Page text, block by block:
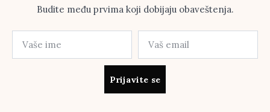
Budite među prvima koji dobijaju obaveštenja.
Prijavite se